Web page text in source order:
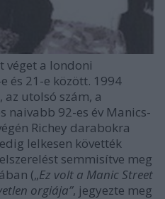
véget a londoni
és 21-e között. 1994
utolsó szám, a
naivabb 92-es év Manics-
Richey darabokra
lelkesen követték
semmisítve meg
(„Ez volt a Manic Street
orgiája”, jegyezte meg